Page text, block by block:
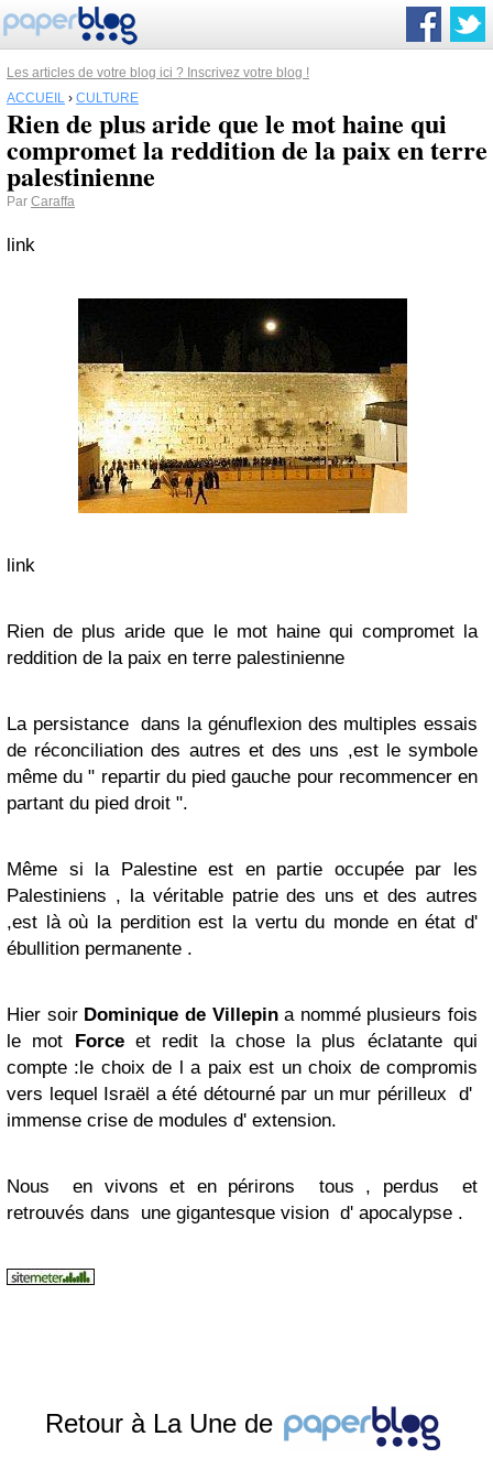
Les articles de votre blog ici ? Inscrivez votre blog !
ACCUEIL › CULTURE
Rien de plus aride que le mot haine qui
compromet la reddition de la paix en terre
palestinienne
Par Caraffa
link
link
Rien de plus aride que le mot haine qui compromet la
reddition de la paix en terre palestinienne
La persistance dans la génuflexion des multiples essais
de réconciliation des autres et des uns ,est le symbole
même du " repartir du pied gauche pour recommencer en
partant du pied droit ".
Même si la Palestine est en partie occupée par les
Palestiniens , la véritable patrie des uns et des autres
,est là où la perdition est la vertu du monde en état d'
ébullition permanente .
Hier soir Dominique de Villepina nommé plusieurs fois
le mot Forceet redit la chose la plus éclatante qui
compte :le choix de l a paix est un choix de compromis
vers lequel Israël a été détourné par un mur périlleux d'
immense crise de modules d' extension.
Nous en vivons et en périrons tous , perdus et
retrouvés dans une gigantesque vision d' apocalypse .
Retour à La Une de